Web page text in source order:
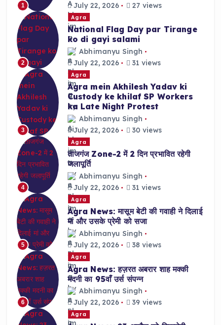
1
July 22, 2026
27 views
2
Agra
National Flag Day par Tirange
ko di gayi salami
Abhimanyu Singh
July 22, 2026
31 views
3
Agra
Agra mein Akhilesh Yadav ki
Custody ke khilaf SP Workers
ka Late Night Protest
Abhimanyu Singh
July 22, 2026
30 views
4
Agra
ताजगंज Zone-2 में 2 दिन प्रभावित रहेगी
जलापूर्ति
Abhimanyu Singh
July 22, 2026
31 views
5
Agra
Agra News: मासूम बेटी की गवाही ने दिलाई
मां और उसके प्रेमी को सजा
Abhimanyu Singh
July 22, 2026
38 views
6
Agra
Agra News: हज़रत अबरार शाह मक्की
मदनी का 95वाँ उर्स संपन्न
Abhimanyu Singh
July 22, 2026
39 views
Agra